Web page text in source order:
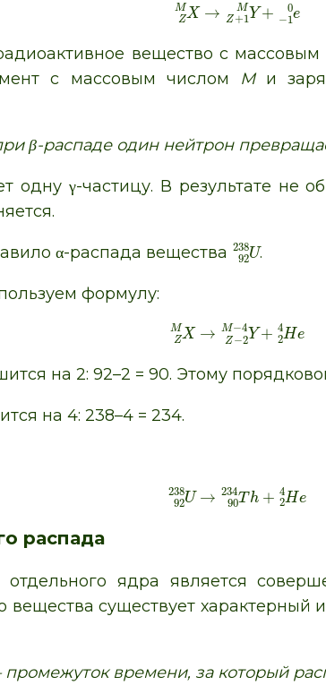
M
ZX →
M
Z+1 Y +
0
−1e
вещество с массовым
с массовым числом Mи
β-распаде один нейтрон
одну γ-частицу. В результате не
α-распада вещества 238
92U.
формулу:
M
ZX → M−4
Z−2Y + 4
2He
на 2: 92–2 = 90. Этому
на 4: 238–4 = 234.
238
92U → 234
90T h + 4
2He
распада
отдельного ядра является
вещества существует
времени, за который